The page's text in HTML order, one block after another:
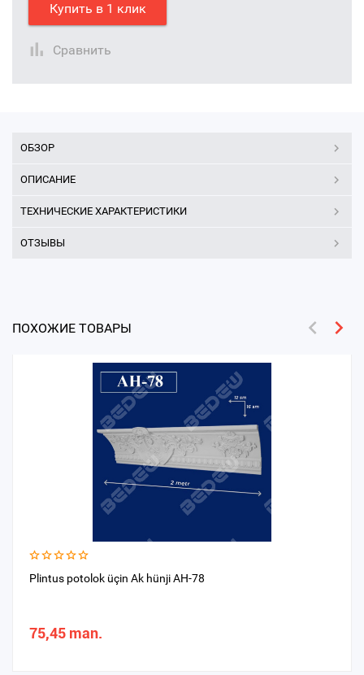
Купить в 1 клик
Сравнить
ОБЗОР
ОПИСАНИЕ
ТЕХНИЧЕСКИЕ ХАРАКТЕРИСТИКИ
ОТЗЫВЫ
ПОХОЖИЕ ТОВАРЫ
Plintus potolok üçin Ak hünji AH-78
75,45 man.